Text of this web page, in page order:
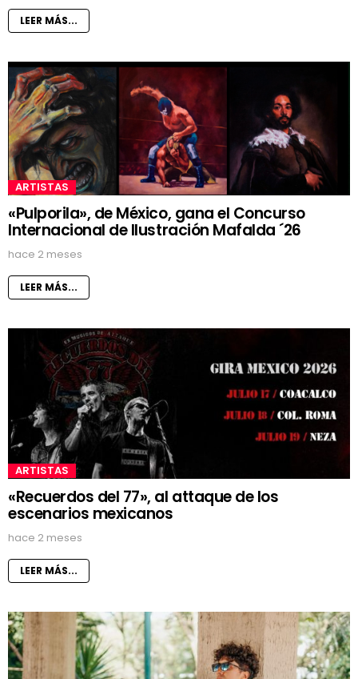
LEER MÁS...
ARTISTAS
«Pulporila», de México, gana el Concurso
Internacional de Ilustración Mafalda ´26
hace 2 meses
LEER MÁS...
ARTISTAS
«Recuerdos del 77», al attaque de los
escenarios mexicanos
hace 2 meses
LEER MÁS...